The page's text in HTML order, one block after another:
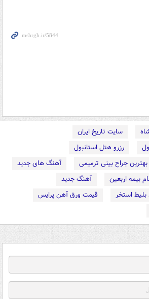
سایت تاریخ ایران
رزرو هتل استانبول
بهترین جراح بینی ترمیمی
آهنگ های جدید
بیمه اربعین
آهنگ جدید
بلیط استخر
قیمت ورق آهن پرایس